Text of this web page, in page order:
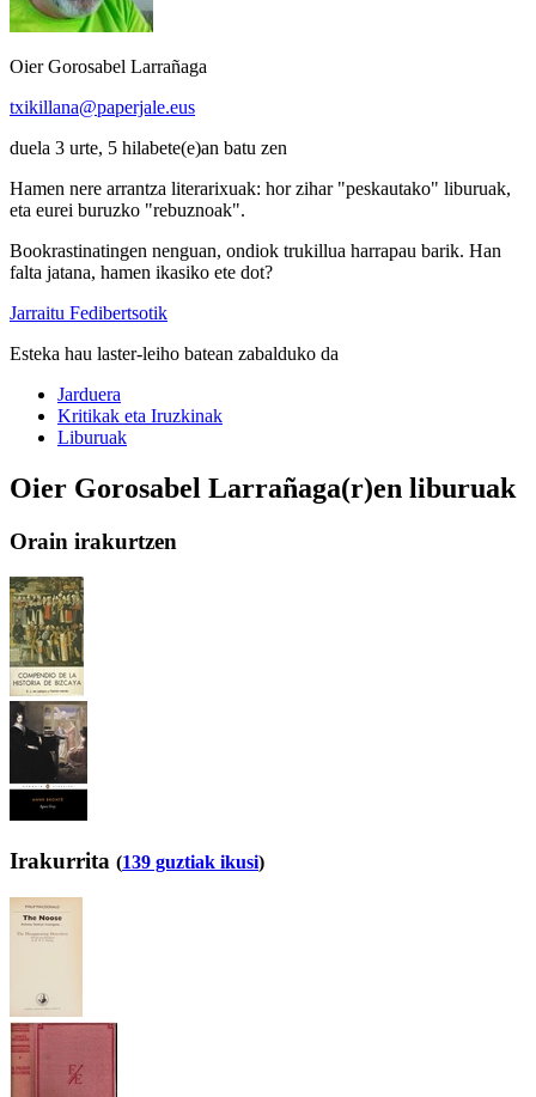
Oier Gorosabel Larrañaga
txikillana@paperjale.eus
duela 3 urte, 5 hilabete(e)an batu zen
Hamen nere arrantza literarixuak: hor zihar "peskautako" liburuak,
eta eurei buruzko "rebuznoak".
Bookrastinatingen nenguan, ondiok trukillua harrapau barik. Han
falta jatana, hamen ikasiko ete dot?
Jarraitu Fedibertsotik
Esteka hau laster-leiho batean zabalduko da
Jarduera
Kritikak eta Iruzkinak
Liburuak
Oier Gorosabel Larrañaga(r)en liburuak
Orain irakurtzen
Irakurrita (139 guztiak ikusi)